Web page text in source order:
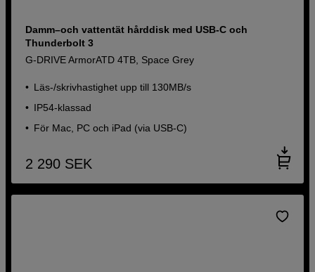
Damm–och vattentät hårddisk med USB-C och
Thunderbolt 3
G-DRIVE ArmorATD 4TB, Space Grey
Läs-/skrivhastighet upp till 130MB/s
IP54-klassad
För Mac, PC och iPad (via USB-C)
2 290 SEK